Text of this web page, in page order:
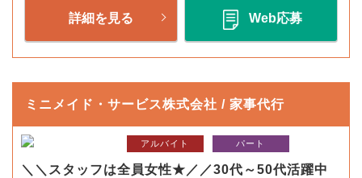
詳細を見る Web応募
ミニメイド・サービス株式会社 / 家事代行
アルバイト パート
＼＼スタッフは全員女性★／／30代～50代活躍中